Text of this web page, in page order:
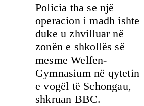
Policia tha se një
operacion i madh ishte
duke u zhvilluar në
zonën e shkollës së
mesme Welfen-
Gymnasium në qytetin
e vogël të Schongau,
shkruan BBC.